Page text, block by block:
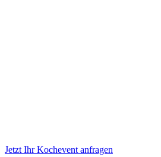
Jetzt Ihr Kochevent anfragen